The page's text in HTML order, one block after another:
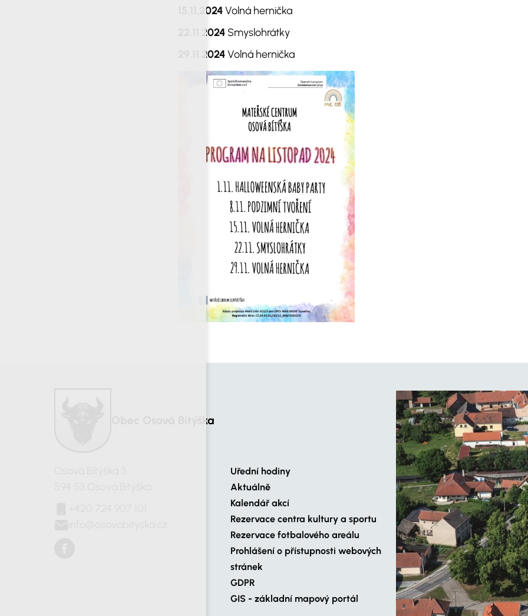
15.11.2024Volná hernička
22.11.2024 Smyslohrátky
29.11.2024Volná hernička
Obec Osová Bítýška
Uřední hodiny
Aktuálně
Kalendář akcí
Rezervace centra kultury a sportu
Rezervace fotbalového areálu
Prohlášení o přístupnosti webových
stránek
GDPR
GIS - základní mapový portál